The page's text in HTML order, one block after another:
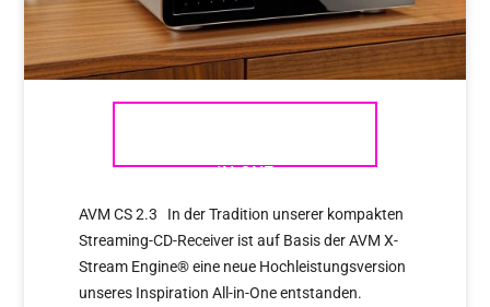
IN-ONE
AVM CS 2.3 In der Tradition unserer kompakten
Streaming-CD-Receiver ist auf Basis der AVM X-
Stream Engine® eine neue Hochleistungsversion
unseres Inspiration All-in-One entstanden.